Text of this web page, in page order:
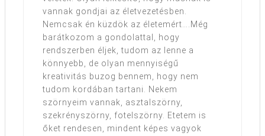
vannak gondjai az életvezetésben.
Nemcsak én küzdök az életemért….Még
barátkozom a gondolattal, hogy
rendszerben éljek, tudom az lenne a
könnyebb, de olyan mennyiségű
kreativitás buzog bennem, hogy nem
tudom kordában tartani. Nekem
szörnyeim vannak, asztalszörny,
szekrényszörny, fotelszörny. Etetem is
őket rendesen, mindent képes vagyok